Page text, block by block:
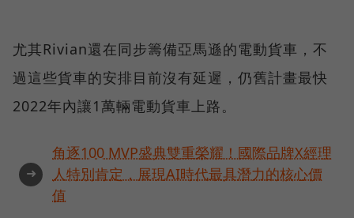
尤其Rivian還在同步籌備亞馬遜的電動貨車，不
過這些貨車的安排目前沒有延遲，仍舊計畫最快
2022年內讓1萬輛電動貨車上路。
➜
角逐100 MVP盛典雙重榮耀！國際品牌X經理
人特別肯定，展現AI時代最具潛力的核心價
值